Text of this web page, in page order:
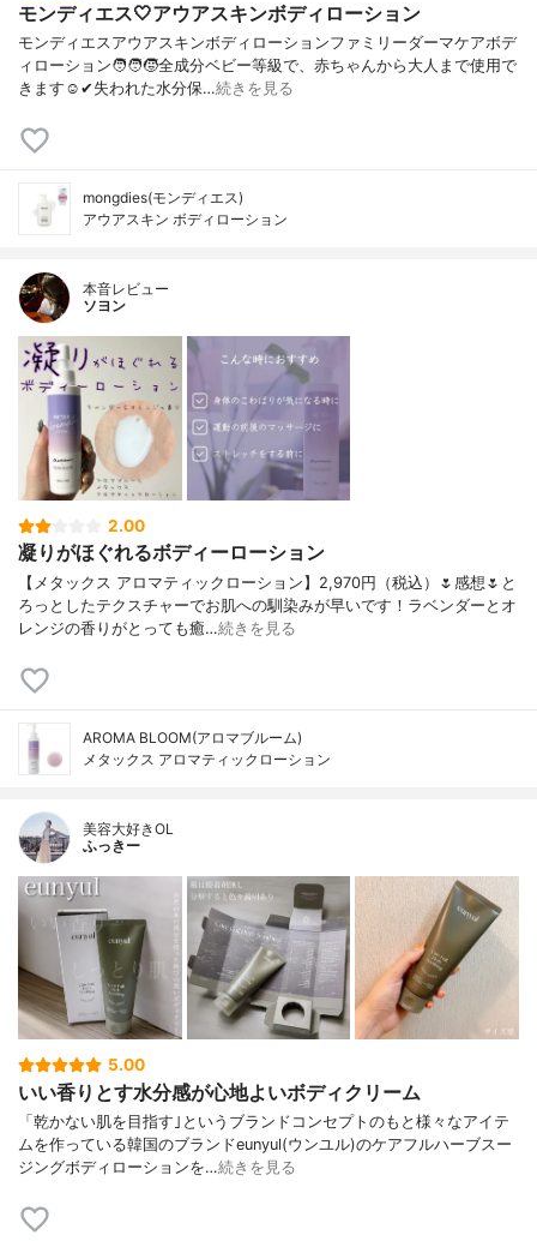
モンディエス🤍アウアスキンボディローション
モンディエスアウアスキンボディローションファミリーダーマケアボデ
ィローション🧑‍🧑‍🧒全成分ベビー等級で、赤ちゃんから大人まで使用で
きます☺️✔︎失われた水分保…続きを見る
mongdies(モンディエス)
アウアスキン ボディローション
本音レビュー
ソヨン
2.00
凝りがほぐれるボディーローション
【メタックス アロマティックローション】2,970円（税込）🌷感想🌷と
ろっとしたテクスチャーでお肌への馴染みが早いです！ラベンダーとオ
レンジの香りがとっても癒…続きを見る
AROMA BLOOM(アロマブルーム)
メタックス アロマティックローション
美容大好きOL
ふっきー
5.00
いい香りとす水分感が心地よいボディクリーム
「乾かない肌を目指す｣というブランドコンセプトのもと様々なアイテ
ムを作っている韓国のブランドeunyul(ウンユル)のケアフルハーブスー
ジングボディローションを…続きを見る